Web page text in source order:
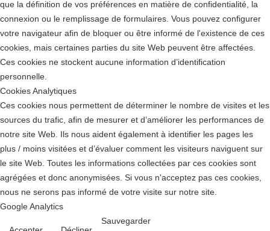
que la définition de vos préférences en matière de confidentialité, la
connexion ou le remplissage de formulaires. Vous pouvez configurer
votre navigateur afin de bloquer ou être informé de l'existence de ces
cookies, mais certaines parties du site Web peuvent être affectées.
Ces cookies ne stockent aucune information d’identification
personnelle.
Cookies Analytiques
Ces cookies nous permettent de déterminer le nombre de visites et les
sources du trafic, afin de mesurer et d’améliorer les performances de
notre site Web. Ils nous aident également à identifier les pages les
plus / moins visitées et d’évaluer comment les visiteurs naviguent sur
le site Web. Toutes les informations collectées par ces cookies sont
agrégées et donc anonymisées. Si vous n'acceptez pas ces cookies,
nous ne serons pas informé de votre visite sur notre site.
Google Analytics
Sauvegarder